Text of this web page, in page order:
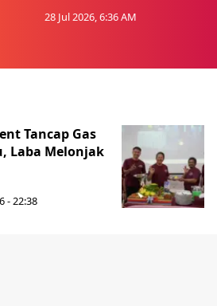
28 Jul 2026, 6:36 AM
Tancap Gas
Laba Melonjak
- 22:38